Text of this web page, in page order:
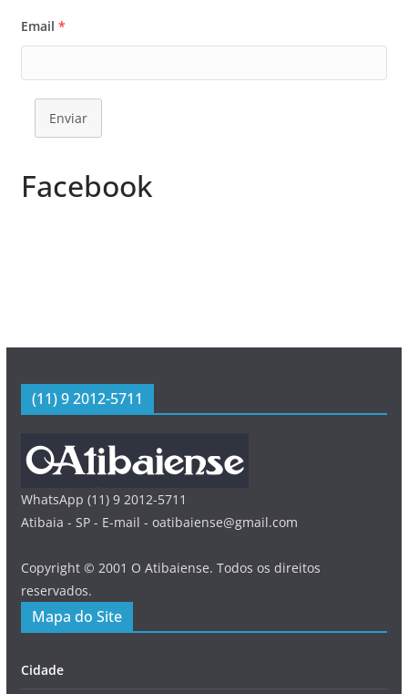
Email *
Enviar
Facebook
(11) 9 2012-5711
WhatsApp (11) 9 2012-5711
Atibaia - SP - E-mail - oatibaiense@gmail.com
Copyright © 2001 O Atibaiense. Todos os direitos
reservados.
Mapa do Site
Cidade